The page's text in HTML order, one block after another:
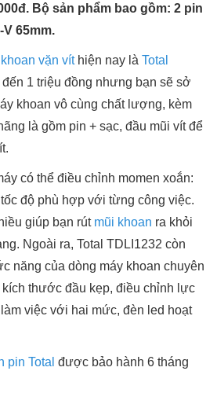
Bộ sản phẩm bao gồm: 2 pin
V 65mm.
vặn víthiện nay là Total
1 triệu đồng nhưng bạn sẽ sở
khoan vô cùng chất lượng, kèm
là gồm pin + sạc, đầu mũi vít để
có thể điều chỉnh momen xoắn:
độ phù hợp với từng công việc.
giúp bạn rút mũi khoan ra khỏi
Ngoài ra, Total TDLI1232 còn
năng của dòng máy khoan chuyên
thước đầu kẹp, điều chỉnh lực
việc với hai mức, đèn led hoạt
pin Total được bảo hành 6 tháng